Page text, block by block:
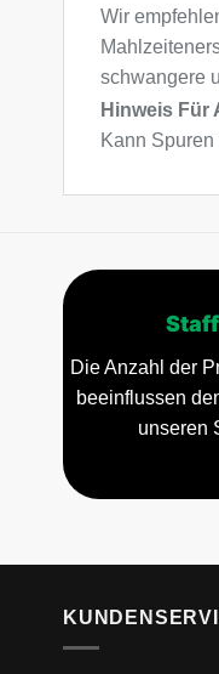
Wir
schwangere
Hinweis Für
Kann
Die Anzahl der
beeinflussen
unseren